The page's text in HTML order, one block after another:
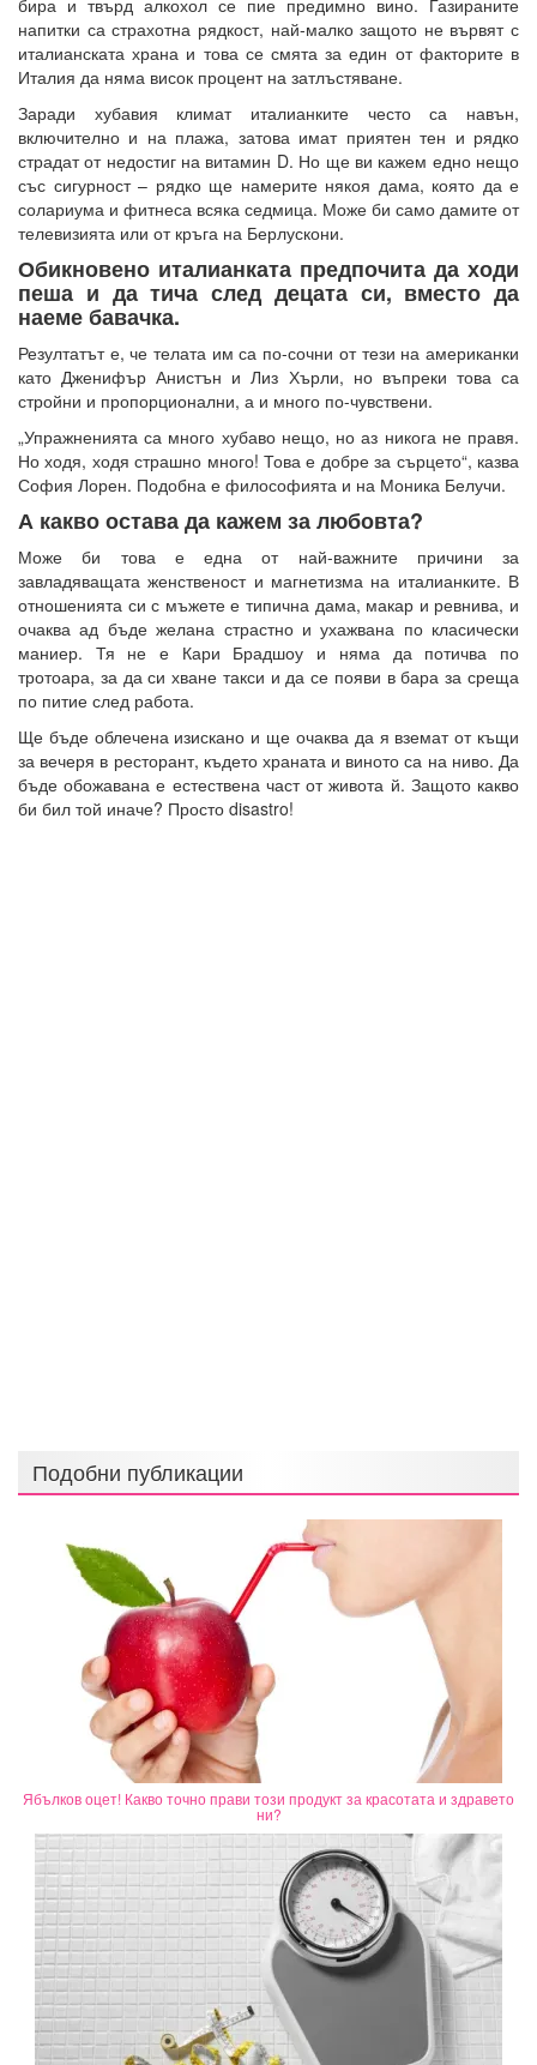
напитки са страхотна рядкост, най-малко защото не вървят с
италианската храна и това се смята за един от факторите в
Италия да няма висок процент на затлъстяване.
Заради хубавия климат италианките често са навън,
включително и на плажа, затова имат приятен тен и рядко
страдат от недостиг на витамин D. Но ще ви кажем едно нещо
със сигурност – рядко ще намерите някоя дама, която да е
солариума и фитнеса всяка седмица. Може би само дамите от
телевизията или от кръга на Берлускони.
Обикновено италианката предпочита да ходи
пеша и да тича след децата си, вместо да
наеме бавачка.
Резултатът е, че телата им са по-сочни от тези на американки
като Дженифър Анистън и Лиз Хърли, но въпреки това са
стройни и пропорционални, а и много по-чувствени.
„Упражненията са много хубаво нещо, но аз никога не правя.
Но ходя, ходя страшно много! Това е добре за сърцето“, казва
София Лорен. Подобна е философията и на Моника Белучи.
А какво остава да кажем за любовта?
Може би това е една от най-важните причини за
завладяващата женственост и магнетизма на италианките. В
отношенията си с мъжете е типична дама, макар и ревнива, и
очаква ад бъде желана страстно и ухажвана по класически
маниер. Тя не е Кари Брадшоу и няма да потичва по
тротоара, за да си хване такси и да се появи в бара за среща
по питие след работа.
Ще бъде облечена изискано и ще очаква да я вземат от къщи
за вечеря в ресторант, където храната и виното са на ниво. Да
бъде обожавана е естествена част от живота й. Защото какво
би бил той иначе? Просто disastro!
Подобни публикации
Ябълков оцет! Какво точно прави този продукт за красотата и здравето
ни?